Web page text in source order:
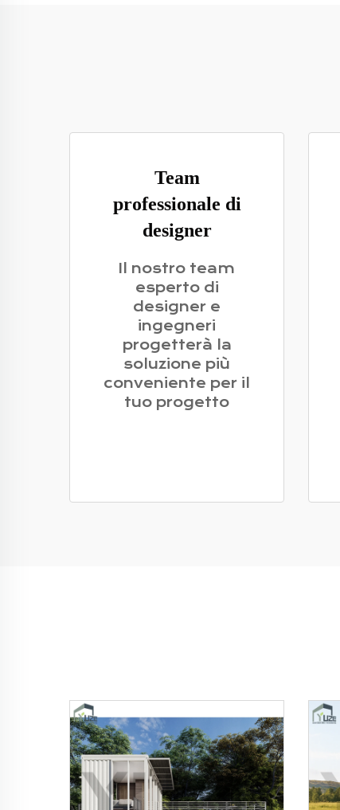
Team
professionale di
designer
Il nostro team
esperto di
designer e
ingegneri
progetterà la
soluzione più
conveniente per il
tuo progetto